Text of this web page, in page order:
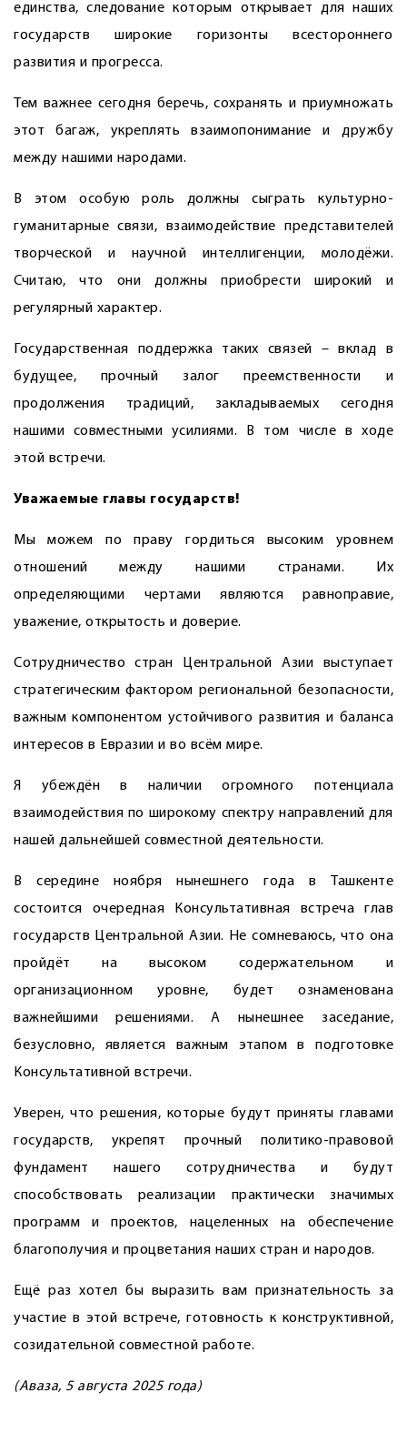
единства, следование которым открывает для наших
государств широкие горизонты всестороннего
развития и прогресса.
Тем важнее сегодня беречь, сохранять и приумножать
этот багаж, укреплять взаимопонимание и дружбу
между нашими народами.
В этом особую роль должны сыграть культурно-
гуманитарные связи, взаимодействие представителей
творческой и научной интеллигенции, молодёжи.
Считаю, что они должны приобрести широкий и
регулярный характер.
Государственная поддержка таких связей – вклад в
будущее, прочный залог преемственности и
продолжения традиций, закладываемых сегодня
нашими совместными усилиями. В том числе в ходе
этой встречи.
Уважаемые главы государств!
Мы можем по праву гордиться высоким уровнем
отношений между нашими странами. Их
определяющими чертами являются равноправие,
уважение, открытость и доверие.
Сотрудничество стран Центральной Азии выступает
стратегическим фактором региональной безопасности,
важным компонентом устойчивого развития и баланса
интересов в Евразии и во всём мире.
Я убеждён в наличии огромного потенциала
взаимодействия по широкому спектру направлений для
нашей дальнейшей совместной деятельности.
В середине ноября нынешнего года в Ташкенте
состоится очередная Консультативная встреча глав
государств Центральной Азии. Не сомневаюсь, что она
пройдёт на высоком содержательном и
организационном уровне, будет ознаменована
важнейшими решениями. А нынешнее заседание,
безусловно, является важным этапом в подготовке
Консультативной встречи.
Уверен, что решения, которые будут приняты главами
государств, укрепят прочный политико-правовой
фундамент нашего сотрудничества и будут
способствовать реализации практически значимых
программ и проектов, нацеленных на обеспечение
благополучия и процветания наших стран и народов.
Ещё раз хотел бы выразить вам признательность за
участие в этой встрече, готовность к конструктивной,
созидательной совместной работе.
(Аваза, 5 августа 2025 года)